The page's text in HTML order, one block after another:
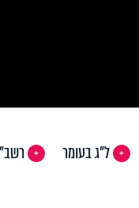
ל"ג בעומר